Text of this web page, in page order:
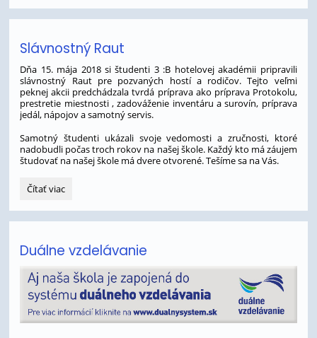
Slávnostný Raut
Dňa 15. mája 2018 si študenti 3 :B hotelovej akadémii pripravili
slávnostný Raut pre pozvaných hostí a rodičov. Tejto veľmi
peknej akcii predchádzala tvrdá príprava ako príprava Protokolu,
prestretie miestnosti , zadováženie inventáru a surovín, príprava
jedál, nápojov a samotný servis.
Samotný študenti ukázali svoje vedomosti a zručnosti, ktoré
nadobudli počas troch rokov na našej škole. Každý kto má záujem
študovať na našej škole má dvere otvorené. Tešíme sa na Vás.
Slávnostný
Čítať viac
Duálne vzdelávanie